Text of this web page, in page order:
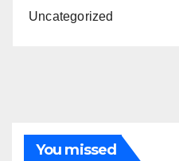
Uncategorized
You missed